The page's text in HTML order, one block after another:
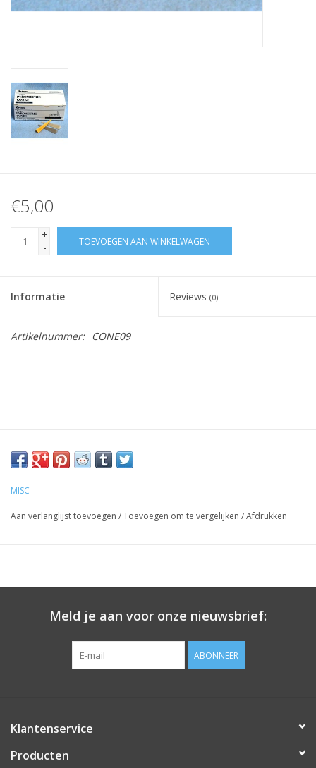
€5,00
+
-
TOEVOEGEN AAN WINKELWAGEN
Informatie Reviews (0)
Artikelnummer: CONE09
MISC
Aan verlanglijst toevoegen /Toevoegen om te vergelijken /Afdrukken
Meld je aan voor onze nieuwsbrief:
ABONNEER
Klantenservice
Producten